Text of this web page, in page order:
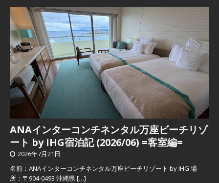
ANAインターコンチネンタル万座ビーチリゾ
ート by IHG宿泊記 (2026/06) =客室編=
2026年7月21日
名前：ANAインターコンチネンタル万座ビーチリゾート by IHG 場
所：〒904-0493 沖縄県[…]